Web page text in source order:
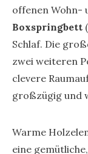
offenen Wohn-
Boxspringbett
Schlaf. Die
zwei weiteren
clevere
großzügig und
Warme
eine